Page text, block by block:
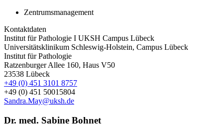
Zentrumsmanagement
Kontaktdaten
Institut für Pathologie I UKSH Campus Lübeck
Universitätsklinikum Schleswig-Holstein, Campus Lübeck
Institut für Pathologie
Ratzenburger Allee 160, Haus V50
23538 Lübeck
+49 (0) 451 3101 8757
+49 (0) 451 50015804
Sandra.May@uksh.de
Dr. med. Sabine Bohnet